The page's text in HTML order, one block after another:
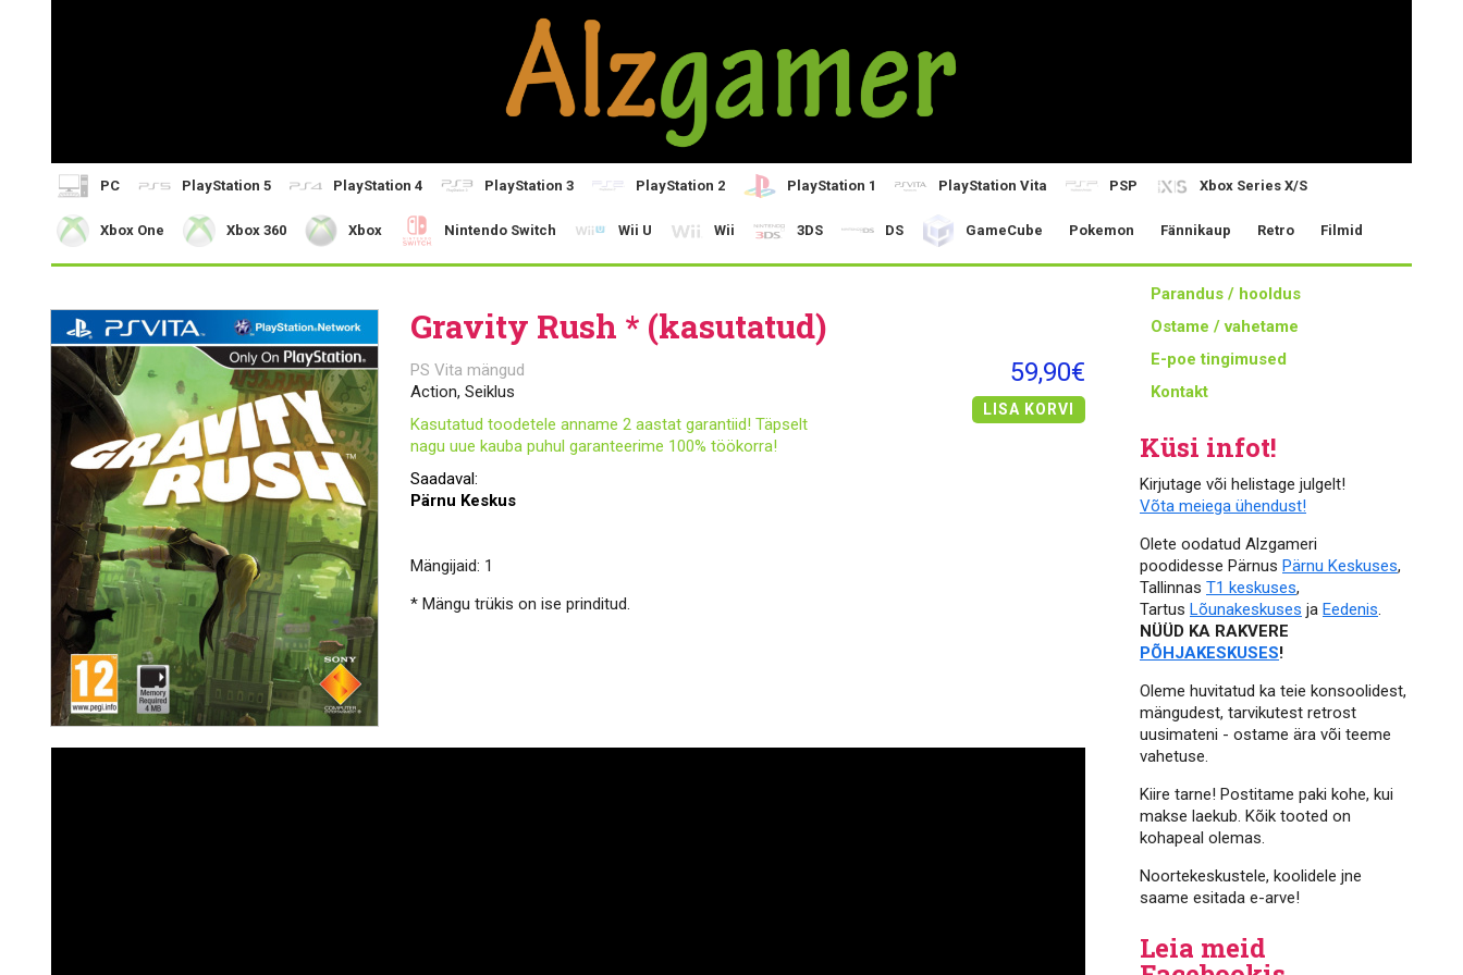
PC PlayStation 5 PlayStation 4 PlayStation 3 PlayStation 2 PlayStation 1 PlayStation Vita PSP Xbox Series X/S
Xbox One Xbox 360 Xbox Nintendo Switch Wii U Wii 3DS DS GameCube Pokemon Fännikaup Retro Filmid
Parandus / hooldus
Ostame / vahetame
E-poe tingimused
Kontakt
Küsi infot!
Kirjutage või helistage julgelt!
Võta meiega ühendust!
Olete oodatud Alzgameri
poodidesse Pärnus Pärnu Keskuses,
Tallinnas T1 keskuses,
Tartus Lõunakeskuses ja Eedenis.
NÜÜD KA RAKVERE
PÕHJAKESKUSES!
Oleme huvitatud ka teie konsoolidest,
mängudest, tarvikutest retrost
uusimateni - ostame ära või teeme
vahetuse.
Kiire tarne! Postitame paki kohe, kui
makse laekub. Kõik tooted on
kohapeal olemas.
Noortekeskustele, koolidele jne
saame esitada e-arve!
Leia meid
Gravity Rush * (kasutatud)
PS Vita mängud
Action, Seiklus
Kasutatud toodetele anname 2 aastat garantiid! Täpselt
nagu uue kauba puhul garanteerime 100% töökorra!
Saadaval:
Pärnu Keskus
59,90€
LISA KORVI
Mängijaid: 1
* Mängu trükis on ise prinditud.